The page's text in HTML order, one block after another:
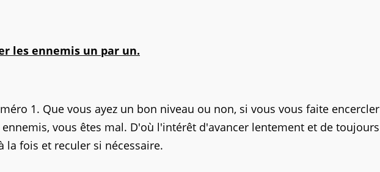
les ennemis un par un.
1. Que vous ayez un bon niveau ou non, si vous vous faite encercler
vous êtes mal. D'où l'intérêt d'avancer lentement et de toujours
la fois et reculer si nécessaire.